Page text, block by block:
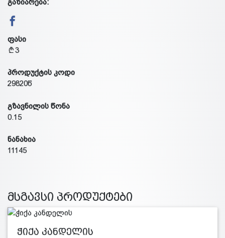
ფასი
3
პროდუქტის კოდი
29820წ
გზავნილის წონა
0.15
ნანახია
11145
მსგავსი პროდუქტები
ჭიქა კანდელის